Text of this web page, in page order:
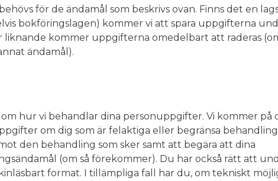
för de ändamål som beskrivs ovan. Finns det en
bokföringslagen) kommer vi att spara uppgifterna
kommer uppgifterna omedelbart att raderas
ändamål).
hur vi behandlar dina personuppgifter. Vi kommer på
om dig som är felaktiga eller begränsa
den behandling som sker samt att begära att dina
(om så förekommer). Du har också rätt att
format. I tillämpliga fall har du, om tekniskt